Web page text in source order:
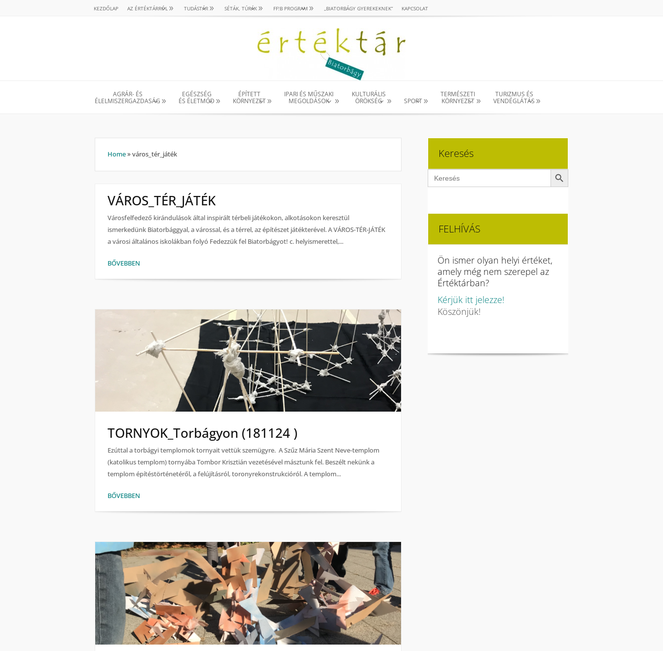
KEZDŐLAP AZ ÉRTÉKTÁRRÓL TUDÁSTÁR SÉTÁK, TÚRÁK FF!B PROGRAM „BIATORBÁGY GYEREKEKNEK” KAPCSOLAT
AGRÁR- ÉS
ÉLELMISZERGAZDASÁG
EGÉSZSÉG
ÉS ÉLETMÓD
ÉPÍTETT
KÖRNYEZET
IPARI ÉS MŰSZAKI
MEGOLDÁSOK
KULTURÁLIS
ÖRÖKSÉG
SPORT
TERMÉSZETI
KÖRNYEZET
TURIZMUS ÉS
VENDÉGLÁTÁS
Home» város_tér_játék
VÁROS_TÉR_JÁTÉK
Városfelfedező kirándulások által inspirált térbeli játékokon, alkotásokon keresztül
ismerkedünk Biatorbággyal, a várossal, és a térrel, az építészet játékterével. A VÁROS-TÉR-JÁTÉK
a városi általános iskolákban folyó Fedezzük fel Biatorbágyot! c. helyismerettel,...
BŐVEBBEN
TORNYOK_Torbágyon (181124 )
Ezúttal a torbágyi templomok tornyait vettük szemügyre. A Szűz Mária Szent Neve-templom
(katolikus templom) tornyába Tombor Krisztián vezetésével másztunk fel. Beszélt nekünk a
templom építéstörténetéről, a felújításról, toronyrekonstrukcióról. A templom...
BŐVEBBEN
Keresés
Search
for:
Search Button
FELHÍVÁS
Ön ismer olyan helyi értéket,
amely még nem szerepel az
Értéktárban?
Kérjük itt jelezze!
Köszönjük!